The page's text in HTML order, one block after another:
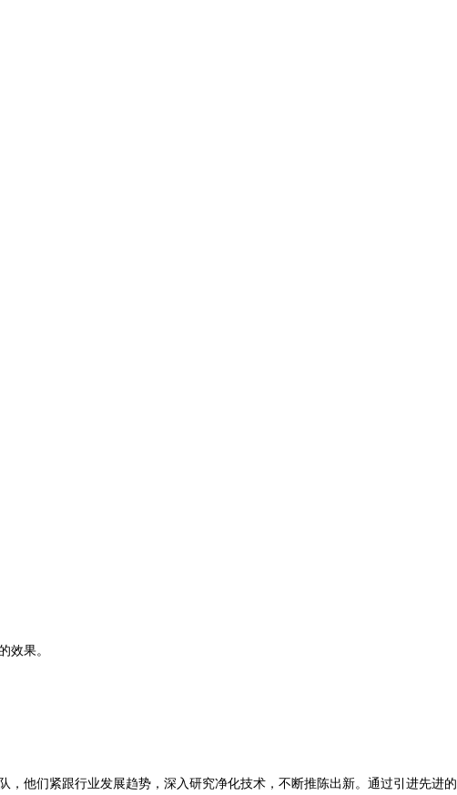
果。
他们紧跟行业发展趋势，深入研究净化技术，不断推陈出新。通过引进先进的